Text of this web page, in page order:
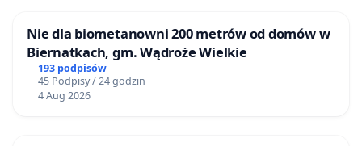
Nie dla biometanowni 200 metrów od domów w
Biernatkach, gm. Wądroże Wielkie
193 podpisów
45 Podpisy / 24 godzin
4 Aug 2026